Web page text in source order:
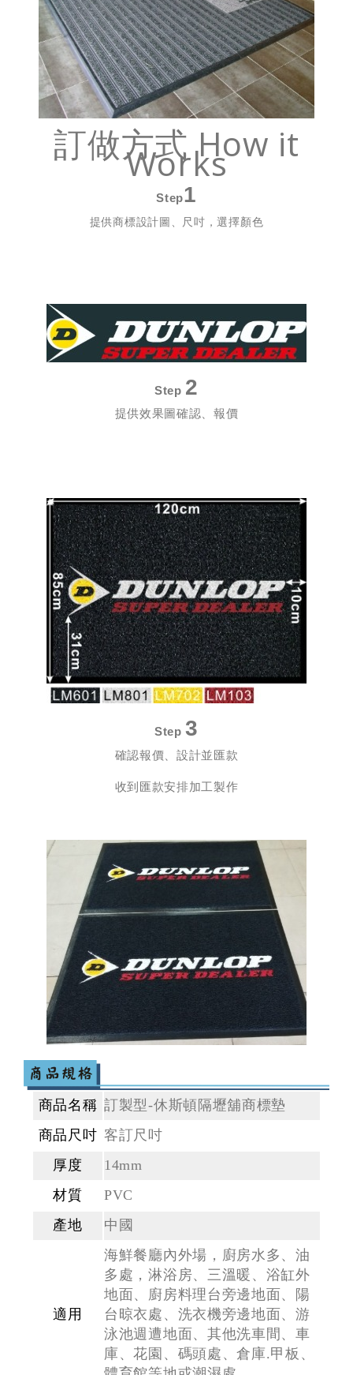
訂做方式 How it
Works
Step1
提供商標設計圖、尺吋，選擇顏色
Step 2
提供效果圖確認、報價
Step3
確認報價、設計並匯款
收到匯款安排加工製作
商品名稱 訂製型-休斯頓隔壢舖商標墊
商品尺吋 客訂尺吋
厚度
14mm
材質
PVC
產地
中國
適用
海鮮餐廳內外場，廚房水多、油
多處，淋浴房、三溫暖、浴缸外
地面、廚房料理台旁邊地面、陽
台晾衣處、洗衣機旁邊地面、游
泳池週遭地面、其他洗車間、車
庫、花園、碼頭處、倉庫.甲板、